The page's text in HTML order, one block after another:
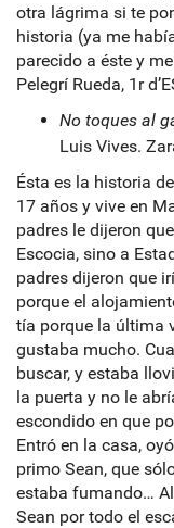
otra lágrima si te
historia (ya me
parecido a éste y
Pelegrí Rueda, 1r
No toques al
Luis Vives.
Ésta es la historia
17 años y vive en
padres le dijeron
Escocia, sino a
padres dijeron que
porque el
tía porque la última
gustaba mucho.
buscar, y estaba
la puerta y no le
escondido en que
Entró en la casa,
primo Sean, que
estaba fumando…
Sean por todo el